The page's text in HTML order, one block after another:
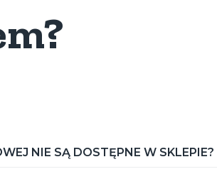
NIE SĄ DOSTĘPNE W SKLEPIE?